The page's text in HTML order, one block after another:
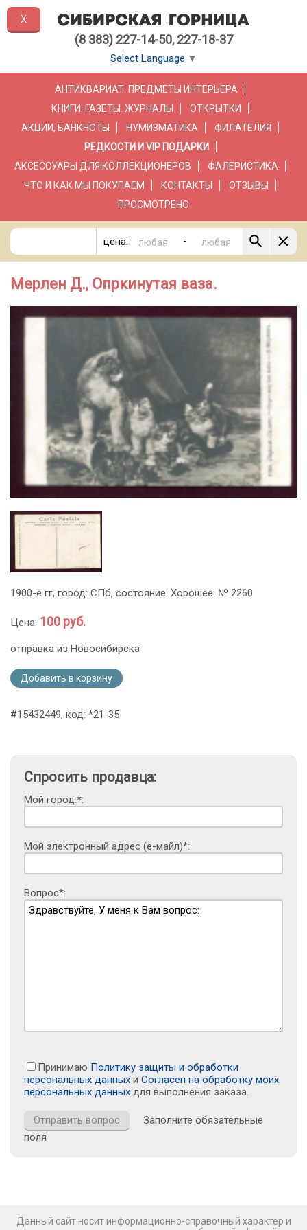
(8 383) 227-14-50, 227-18-37
Select Language ▼
АНТИКВАРИАТ. ПРЕДМЕТЫ ИНТЕРЬЕРА
КНИГИ. ГАЗЕТЫ. ЖУРНАЛЫ
ОТКРЫТКИ
АКЦИИ, БАНКНОТЫ
НУМИЗМАТИКА
ФИЛАТЕЛИЯ
РЕДКОСТИ И VIP ПОДАРКИ
АКСЕССУАРЫ ДЛЯ КОЛЛЕКЦИОНЕРОВ
ФАЛЕРИСТИКА
ЧТО И КАК МЫ ПОКУПАЕМ
КОНТАКТЫ
ОТЗЫВЫ
ПРОСМОТРЕНО
цена: -
Мерлен Д., Опркинутая ваза.
1900-е гг, город: СПб, состояние: Хорошее. № 2260
Цена: 100 руб.
отправка из Новосибирска
Добавить в корзину
#15432449, код: *21-35
Спросить продавца:
Мой город:*:
Мой электронный адрес (е-майл)*:
Вопрос*:
Принимаю Политику защиты и обработки
персональных данных и Согласен на обработку моих
персональных данных для выполнения заказа.
Заполните обязательные
поля
X
Данный сайт носит информационно-справочный характер и